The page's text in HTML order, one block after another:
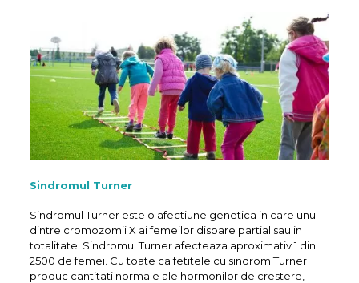
Sindromul Turner
Sindromul Turner este o afectiune genetica in care unul
dintre cromozomii X ai femeilor dispare partial sau in
totalitate. Sindromul Turner afecteaza aproximativ 1 din
2500 de femei. Cu toate ca fetitele cu sindrom Turner
produc cantitati normale ale hormonilor de crestere,